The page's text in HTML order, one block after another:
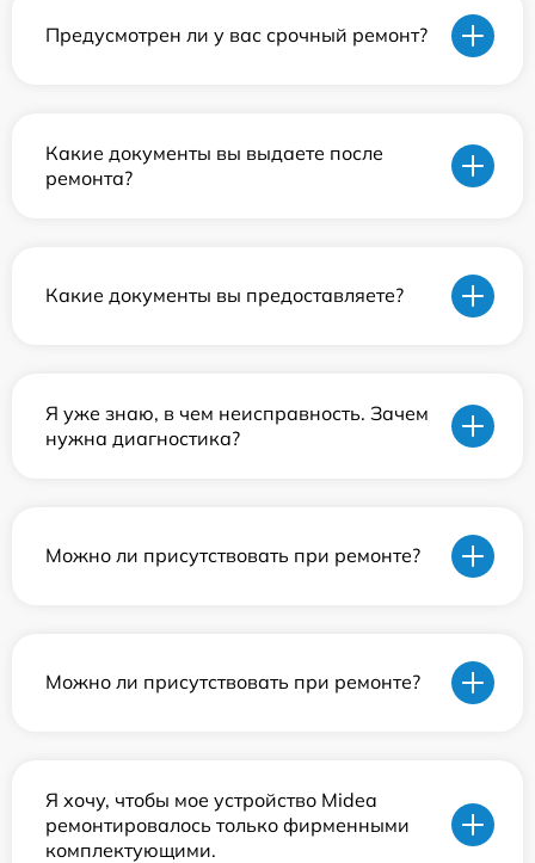
Предусмотрен ли у вас срочный ремонт?
Какие документы вы выдаете после
ремонта?
Какие документы вы предоставляете?
Я уже знаю, в чем неисправность. Зачем
нужна диагностика?
Можно ли присутствовать при ремонте?
Можно ли присутствовать при ремонте?
Я хочу, чтобы мое устройство Midea
ремонтировалось только фирменными
комплектующими.